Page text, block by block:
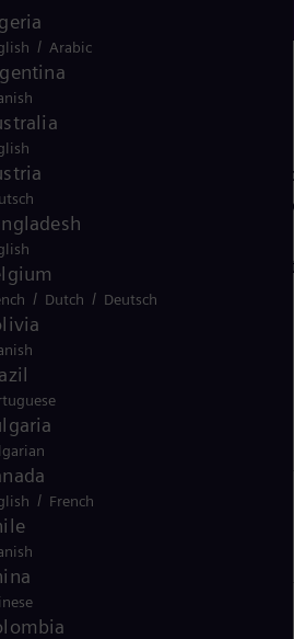
en esta página
Este Aviso de
datos personales. Los
los servicios y funciones que
relacionados con
relacionados con
/ Arabic
/ Dutch / Deutsch
/ French